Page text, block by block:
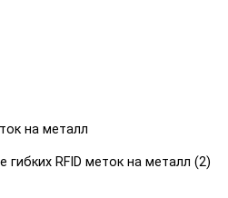
на металл
гибких RFID меток на металл (2)